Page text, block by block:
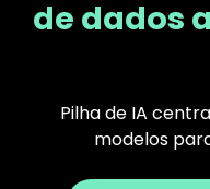
de dados
Pilha de IA
modelos